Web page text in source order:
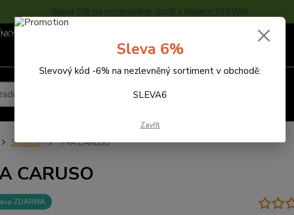
Sleva 6% na nezlevněné zboží s kódem SLEVA6
...
Hledat
Systémy T+A CARUSO
CARUSO
ZDARMA
Sleva 6%
Slevový kód -6% na nezlevněný sortiment v obchodě:
SLEVA6
Zavřít